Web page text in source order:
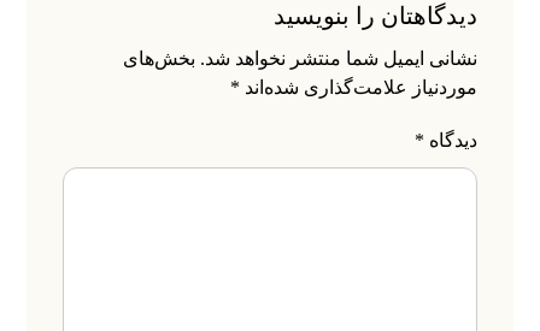
دیدگاهتان را بنویسید
نشانی ایمیل شما منتشر نخواهد شد. بخش‌های
موردنیاز علامت‌گذاری شده‌اند *
دیدگاه *